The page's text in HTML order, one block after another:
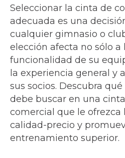
Seleccionar la cinta de
adecuada es una
cualquier gimnasio o
elección afecta no sólo
funcionalidad de su
la experiencia general y
sus socios. Descubra
debe buscar en una
comercial que le ofrezca
calidad-precio y
entrenamiento superior.